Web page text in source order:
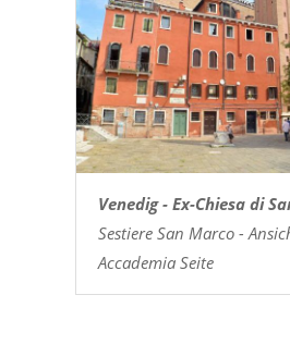
Venedig - Ex-Chiesa di
Sestiere San Marco -
Accademia Seite